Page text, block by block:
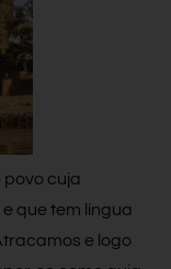
povo cuja
que tem língua
e logo